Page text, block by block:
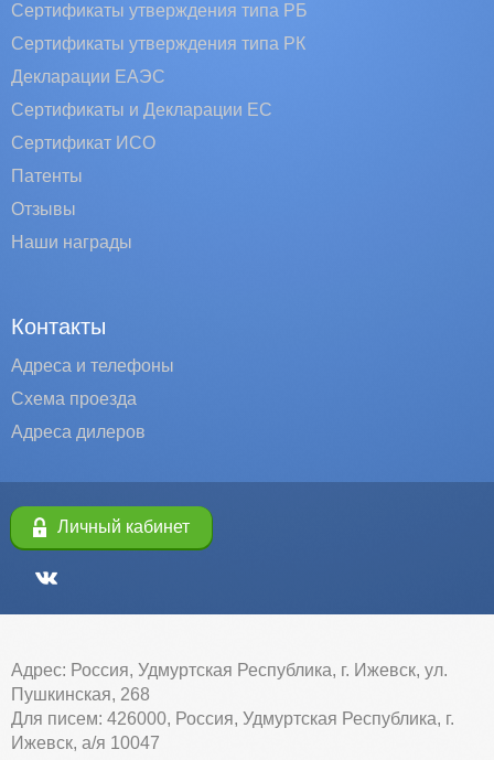
Сертификаты утверждения типа РБ
Сертификаты утверждения типа РК
Декларации ЕАЭС
Сертификаты и Декларации EC
Сертификат ИСО
Патенты
Отзывы
Наши награды
Контакты
Адреса и телефоны
Схема проезда
Адреса дилеров
Личный кабинет
Адрес: Россия, Удмуртская Республика, г. Ижевск, ул.
Пушкинская, 268
Для писем: 426000, Россия, Удмуртская Республика, г.
Ижевск, а/я 10047